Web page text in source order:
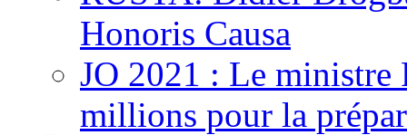
Honoris Causa
JO 2021 : Le ministre
millions pour la